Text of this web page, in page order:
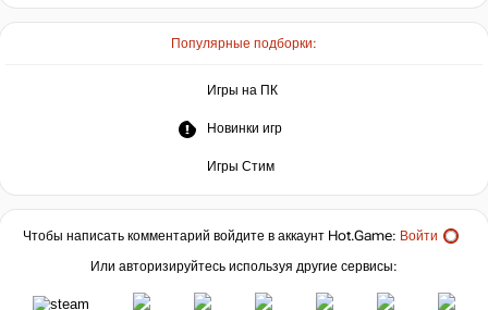
Популярные подборки:
Игры на ПК
Новинки игр
Игры Стим
Чтобы написать комментарий войдите в аккаунт Hot.Game: Войти
Или авторизируйтесь используя другие сервисы: